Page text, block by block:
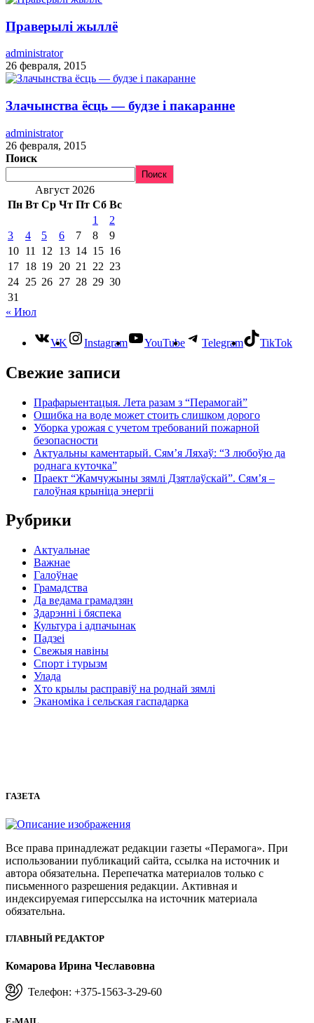
Праверылі жыллё
administrator
26 февраля, 2015
Злачынства ёсць — будзе і пакаранне
administrator
26 февраля, 2015
Поиск
Поиск
Август 2026
Пн Вт Ср Чт Пт Сб Вс
1
2
3
4 5 6 7 8
9
10 11 12 13 14 15 16
17 18 19 20 21 22 23
24 25 26 27 28 29 30
31
« Июл
VK Instagram YouTube Telegram TikTok
Свежие записи
Прафарыентацыя. Лета разам з “Перамогай”
Ошибка на воде может стоить слишком дорого
Уборка урожая с учетом требований пожарной
безопасности
Актуальны каментарый. Сям’я Ляхаў: “З любоўю да
роднага куточка”
Праект “Жамчужыны зямлі Дзятлаўскай”. Сям’я –
галоўная крыніца энергіі
Рубрики
Актуальнае
Важнае
Галоўнае
Грамадства
Да ведама грамадзян
Здарэнні і бяспека
Культура і адпачынак
Падзеі
Свежыя навіны
Спорт і турызм
Улада
Хто крылы расправіў на роднай зямлі
Эканоміка і сельская гаспадарка
ГАЗЕТА
Все права принадлежат редакции газеты «Перамога». При
использовании публикаций сайта, ссылка на источник и
автора обязательна. Перепечатка материалов только с
письменного разрешения редакции. Активная и
индексируемая гиперссылка на источник материала
обязательна.
ГЛАВНЫЙ РЕДАКТОР
Комарова Ирина Чеславовна
Телефон: +375-1563-3-29-60